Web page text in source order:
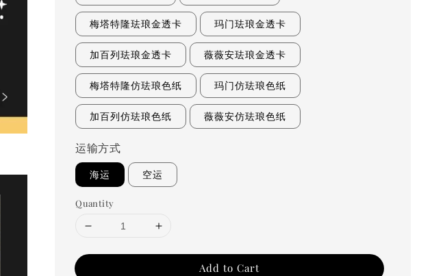
梅塔特隆珐琅金透卡 玛门珐琅金透卡
加百列珐琅金透卡 薇薇安珐琅金透卡
梅塔特隆仿珐琅色纸 玛门仿珐琅色纸
加百列仿珐琅色纸 薇薇安仿珐琅色纸
运输方式
海运 空运
Quantity
Add to Cart